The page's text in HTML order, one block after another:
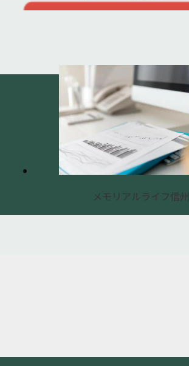
メモリアルライフ信州